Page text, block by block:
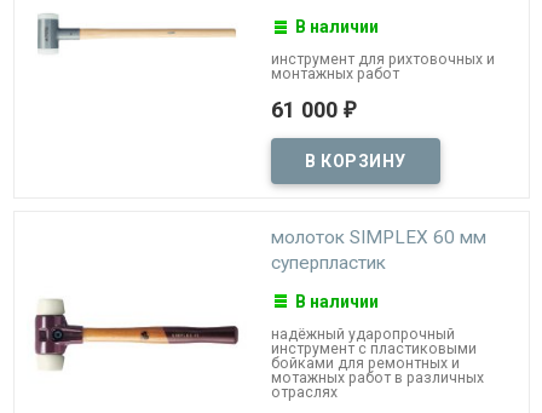
В наличии
инструмент для рихтовочных и
монтажных работ
61 000 ₽
молоток SIMPLEX 60 мм
суперпластик
В наличии
надёжный ударопрочный
инструмент с пластиковыми
бойками для ремонтных и
мотажных работ в различных
отраслях